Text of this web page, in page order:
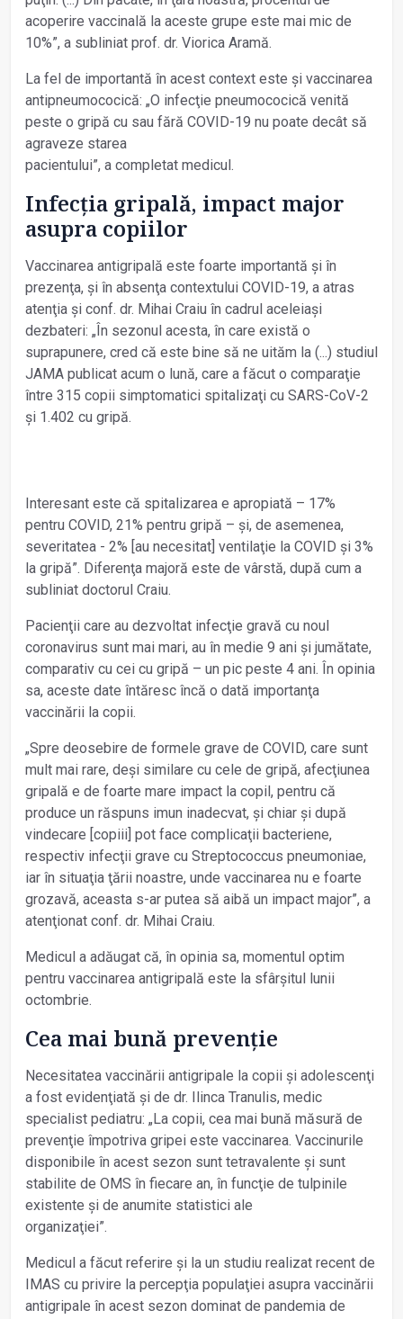
acoperire vaccinală la aceste grupe este mai mic de
10%”, a subliniat prof. dr. Viorica Aramă.
La fel de importantă în acest context este și vaccinarea
antipneumococică: „O infecţie pneumococică venită
peste o gripă cu sau fără COVID-19 nu poate decât să
agraveze starea
pacientului”, a completat medicul.
Infecţia gripală, impact major
asupra copiilor
Vaccinarea antigripală este foarte importantă și în
prezenţa, și în absenţa contextului COVID-19, a atras
atenţia și conf. dr. Mihai Craiu în cadrul aceleiași
dezbateri: „În sezonul acesta, în care există o
suprapunere, cred că este bine să ne uităm la (...) studiul
JAMA publicat acum o lună, care a făcut o comparaţie
între 315 copii simptomatici spitalizaţi cu SARS-CoV-2
și 1.402 cu gripă.
Interesant este că spitalizarea e apropiată – 17%
pentru COVID, 21% pentru gripă – și, de asemenea,
severitatea - 2% [au necesitat] ventilaţie la COVID și 3%
la gripă”. Diferenţa majoră este de vârstă, după cum a
subliniat doctorul Craiu.
Pacienţii care au dezvoltat infecţie gravă cu noul
coronavirus sunt mai mari, au în medie 9 ani și jumătate,
comparativ cu cei cu gripă – un pic peste 4 ani. În opinia
sa, aceste date întăresc încă o dată importanţa
vaccinării la copii.
„Spre deosebire de formele grave de COVID, care sunt
mult mai rare, deși similare cu cele de gripă, afecţiunea
gripală e de foarte mare impact la copil, pentru că
produce un răspuns imun inadecvat, și chiar și după
vindecare [copiii] pot face complicaţii bacteriene,
respectiv infecţii grave cu Streptococcus pneumoniae,
iar în situaţia ţării noastre, unde vaccinarea nu e foarte
grozavă, aceasta s-ar putea să aibă un impact major”, a
atenţionat conf. dr. Mihai Craiu.
Medicul a adăugat că, în opinia sa, momentul optim
pentru vaccinarea antigripală este la sfârșitul lunii
octombrie.
Cea mai bună prevenţie
Necesitatea vaccinării antigripale la copii și adolescenţi
a fost evidenţiată și de dr. Ilinca Tranulis, medic
specialist pediatru: „La copii, cea mai bună măsură de
prevenţie împotriva gripei este vaccinarea. Vaccinurile
disponibile în acest sezon sunt tetravalente și sunt
stabilite de OMS în fiecare an, în funcţie de tulpinile
existente și de anumite statistici ale
organizaţiei”.
Medicul a făcut referire și la un studiu realizat recent de
IMAS cu privire la percepţia populaţiei asupra vaccinării
antigripale în acest sezon dominat de pandemia de